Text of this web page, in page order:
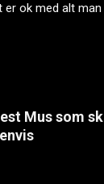
ok med alt man
Mus som